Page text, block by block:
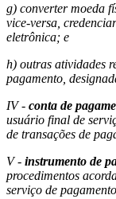
g) converter moeda
vice-versa,
eletrônica; e
h) outras atividades
pagamento,
IV - conta de
usuário final de
de transações de
V - instrumento de
procedimentos
serviço de